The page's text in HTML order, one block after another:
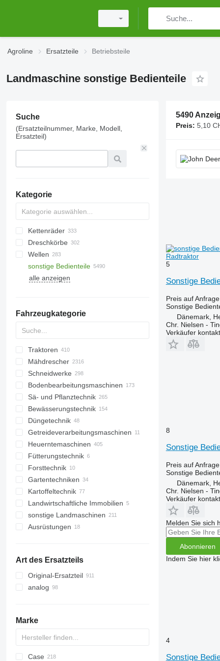
Agroline Ersatzteile Betriebsteile
Landmaschine sonstige Bedienteile
Suche
(Ersatzteilnummer, Marke, Modell,
Ersatzteil)
Kategorie
Kettenräder
Dreschkörbe
Wellen
sonstige Bedienteile
alle anzeigen
Fahrzeugkategorie
Traktoren
Kompakttraktoren
Radtraktoren
Raupentraktoren
Mähdrescher
Baumwollernter
Rübenroder
Getreideernter
Feldhäcksler
Maisernter
Karottenroder
sonstige Mähdrescher
Schneidwerke
Getreideschneidwerke
Maisschneidwerke
Rapstische
Rotations-Pflückvorsätze
Sonnenblumenschneidwerke
Bodenbearbeitungsmaschinen
Eggen
Tiefenlockerer
Steinsammler
Wiesenwalzen
Grubber
Pflüge
Sä- und Pflanztechnik
Pflanzmaschinen
Bewässerungstechnik
Beregnungsmaschinen
Düngetechnik
Miststreuer
Düngerstreuer
Gülleverteiler
Getreideverarbeitungsmaschinen
Getreidestreuer
Getreidetrockner
Silos
Getreideschnecken
Heuerntemaschinen
Heuwender
Ladewagen
Mähwerke
Schwader
Fütterungstechnik
Fütterungstechnik
Futtermischwagen
Ausrüstungen für Viehzucht
Viehzuchtausrüstungen
Melktechnik
Futtermittelausrüstungen
Forsttechnik
Kettensägen
Kettensägen Benzin
Forwarder
Harvester
Gartentechniken
Rasenmäher
Freischneider
Rasentraktoren
Kartoffeltechnik
Beetformer
Kartoffellegemaschinen
Kartoffelroder
Landwirtschaftliche Immobilien
Getreideheber und Getreidesilos
sonstige Landmaschinen
Ausrüstungen
Geräte
Art des Ersatzteils
Original-Ersatzteil
analog
Marke
Challenger
Cenio
V-MIX
QUASAR
1020
Case
5490
Preis: 5,10
Radtraktor
5
Sonstige
Preis auf Anfrage
Sonstige
Dänemark,
Chr. Nielsen -
Verkäufer
8
Sonstige
Preis auf Anfrage
Sonstige
Dänemark,
Chr. Nielsen -
Verkäufer
Melden Sie sich
Abonnieren
Indem Sie hier
4
Sonstige